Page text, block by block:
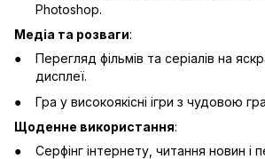
Photoshop.
Медіа та розваги:
Перегляд фільмів та серіалів на
дисплеї.
Гра у високоякісні ігри з чудовою
Щоденне використання:
Серфінг інтернету, читання новин і